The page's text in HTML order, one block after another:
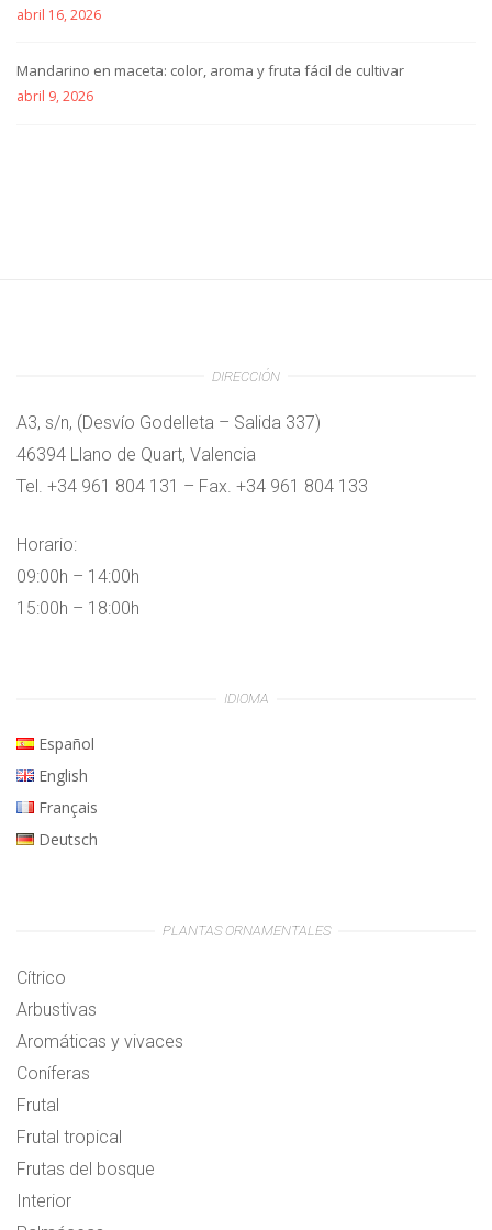
abril 16, 2026
Mandarino en maceta: color, aroma y fruta fácil de cultivar
abril 9, 2026
DIRECCIÓN
A3, s/n, (Desvío Godelleta – Salida 337)
46394 Llano de Quart, Valencia
Tel. +34 961 804 131 – Fax. +34 961 804 133
Horario:
09:00h – 14:00h
15:00h – 18:00h
IDIOMA
Español
English
Français
Deutsch
PLANTAS ORNAMENTALES
Cítrico
Arbustivas
Aromáticas y vivaces
Coníferas
Frutal
Frutal tropical
Frutas del bosque
Interior